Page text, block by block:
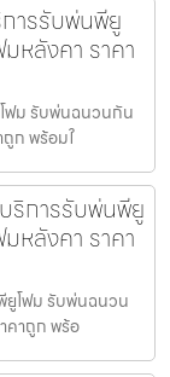
ารรับพ่นพียู
หลังคา ราคา
ฟม รับพ่นฉนวนกัน
ก พร้อมใ
ริการรับพ่นพียู
หลังคา ราคา
ยูโฟม รับพ่นฉนวน
คาถูก พร้อ